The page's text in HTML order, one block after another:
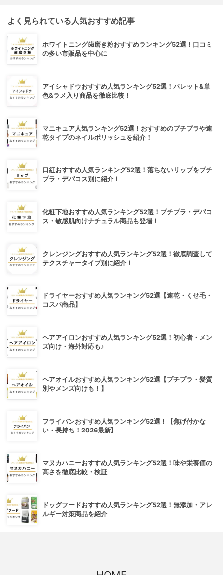
よく見られている人気おすすめ記事
ホワイトニング歯磨き粉おすすめランキング52選！口コミ
の多い市販品を中心に
アイシャドウおすすめ人気ランキング52選！パレット&単
色&ラメ入り商品を徹底比較！
マニキュア人気ランキング52選！おすすめのプチプラや速
乾タイプのネイルポリッシュを紹介！
口紅おすすめ人気ランキング52選！落ちないリップをプチ
プラ・デパコス別に紹介！
化粧下地おすすめ人気ランキング52選！プチプラ・デパコ
ス・敏感肌向けナチュラル商品も登場！
クレンジングおすすめ人気ランキング52選！徹底調査して
テクスチャータイプ別に紹介！
ドライヤーおすすめ人気ランキング52選【速乾・くせ毛・
コスパ商品】
ヘアアイロンおすすめ人気ランキング52選！初心者・メン
ズ向け・海外対応も♪
ヘアオイルおすすめ人気ランキング52選【プチプラ・髪質
別やメンズ向けも！】
フライパンおすすめ人気ランキング52選！【焦げ付かな
い・長持ち！2026最新】
マヌカハニーおすすめ人気ランキング52選！味や栄養価の
高さを徹底比較・検証
ドッグフードおすすめ人気ランキング52選！無添加・アレ
ルギー対策商品を紹介